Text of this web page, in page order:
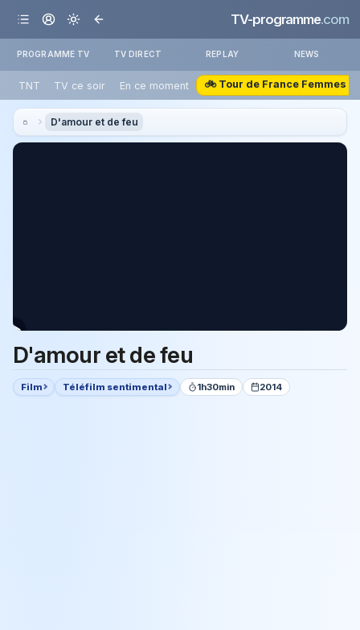
TV-programme.com
PROGRAMME TV TV DIRECT REPLAY NEWS
TNT TV ce soir En ce moment 🚲 Tour de France Femmes
D'amour et de feu
D'amour et de feu
Film Téléfilm sentimental 1h30min 2014